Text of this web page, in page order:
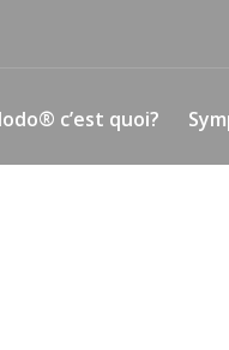
c’est quoi?